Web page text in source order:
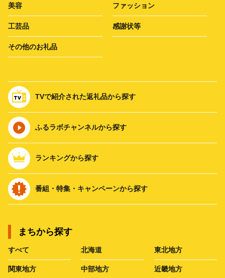
美容 ファッション
工芸品 感謝状等
その他のお礼品
TVで紹介された返礼品から探す
ふるラボチャンネルから探す
ランキングから探す
番組・特集・キャンペーンから探す
まちから探す
すべて 北海道 東北地方
関東地方 中部地方 近畿地方